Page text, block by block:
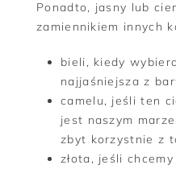
Ponadto, jasny lub
zamiennikiem innych
bieli, kiedy
najjaśniejsza z
camelu, jeśli ten
jest naszym
zbyt korzystnie z
złota, jeśli